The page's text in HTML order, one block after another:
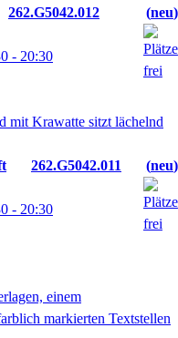
262.G5042.012
neu
- 20:30
262.G5042.011
neu
- 20:30